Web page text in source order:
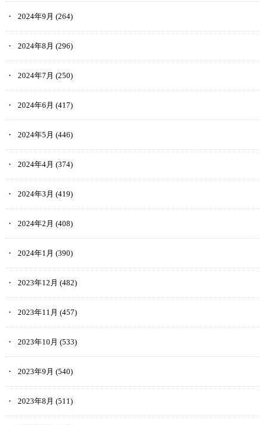
2024年9月 (264)
2024年8月 (296)
2024年7月 (250)
2024年6月 (417)
2024年5月 (446)
2024年4月 (374)
2024年3月 (419)
2024年2月 (408)
2024年1月 (390)
2023年12月 (482)
2023年11月 (457)
2023年10月 (533)
2023年9月 (540)
2023年8月 (511)